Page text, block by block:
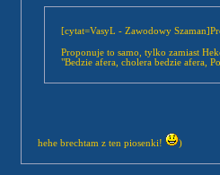
[cytat=VasyL - Zawodowy
Proponuje to samo, tylko zamiast
"Bedzie afera, cholera bedzie afera,
hehe brechtam z ten piosenki! )